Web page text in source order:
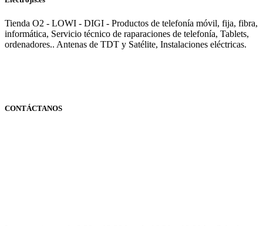
Tienda O2 - LOWI - DIGI - Productos de telefonía móvil, fija, fibra,
informática, Servicio técnico de raparaciones de telefonía, Tablets,
ordenadores.. Antenas de TDT y Satélite, Instalaciones eléctricas.
CONTÁCTANOS